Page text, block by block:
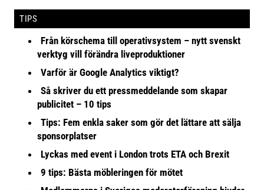
TIPS
Från körschema till operativsystem – nytt svenskt
verktyg vill förändra liveproduktioner
Varför är Google Analytics viktigt?
Så skriver du ett pressmeddelande som skapar
publicitet – 10 tips
Tips: Fem enkla saker som gör det lättare att sälja
sponsorplatser
Lyckas med event i London trots ETA och Brexit
9 tips: Bästa möbleringen för mötet